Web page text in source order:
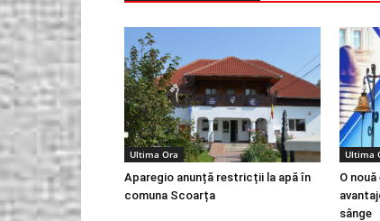
Ultima Ora
Aparegio anunță restricții la apă în
comuna Scoarța
Ultima
O
sânge